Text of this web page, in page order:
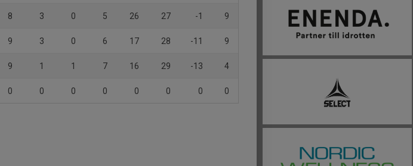
8 3 0 5 26 27 -1 9
9 3 0 6 17 28 -11 9
9 1 1 7 16 29 -13 4
0 0 0 0 0 0 0 0